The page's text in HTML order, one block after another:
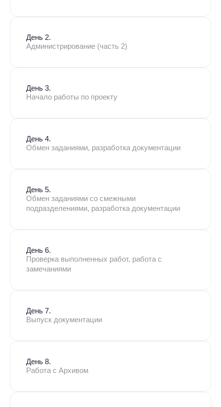
День 2.
Администрирование (часть 2)
День 3.
Начало работы по проекту
День 4.
Обмен заданиями, разработка документации
День 5.
Обмен заданиями со смежными
подразделениями, разработка документации
День 6.
Проверка выполненных работ, работа с
замечаниями
День 7.
Выпуск документации
День 8.
Работа с Архивом